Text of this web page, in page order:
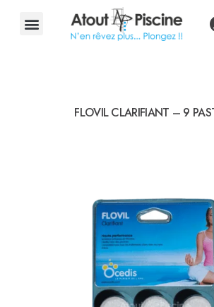
FLOVIL CLARIFIANT – 9